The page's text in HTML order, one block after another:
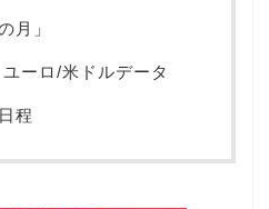
月」
ーロ/米ドルデータ
程